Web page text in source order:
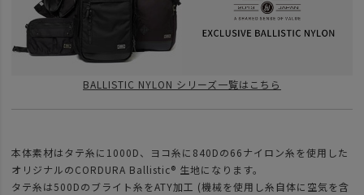
BALLISTIC NYLON シリーズ一覧はこちら
本体素材はタテ糸に1000D、ヨコ糸に840Dの66ナイロン糸を使用した
オリジナルのCORDURA Ballistic® 生地になります。
タテ糸は500Dのブライト糸をATY加工 (機械を使用し糸自体に空気を含